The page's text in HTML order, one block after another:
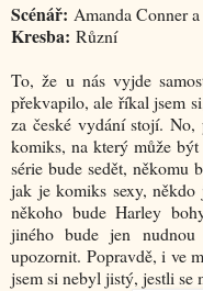
Scénář: Amanda Conner
Kresba: Různí
To, že u nás vyjde
překvapilo, ale říkal jsem
za české vydání stojí.
komiks, na který může
série bude sedět, někomu
jak je komiks sexy, někdo
někoho bude Harley
jiného bude jen
upozornit. Popravdě, i ve
jsem si nebyl jistý, jestli se